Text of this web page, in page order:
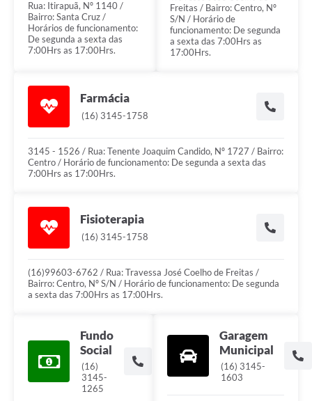
Rua: Itirapuã, Nº 1140 /
Bairro: Santa Cruz /
Horários de funcionamento:
De segunda a sexta das
7:00Hrs as 17:00Hrs.
Freitas / Bairro: Centro, Nº
S/N / Horário de
funcionamento: De segunda
a sexta das 7:00Hrs as
17:00Hrs.
Farmácia
(16) 3145-1758
3145 - 1526 / Rua: Tenente Joaquim Candido, Nº 1727 / Bairro:
Centro / Horário de funcionamento: De segunda a sexta das
7:00Hrs as 17:00Hrs.
Fisioterapia
(16) 3145-1758
(16)99603-6762 / Rua: Travessa José Coelho de Freitas /
Bairro: Centro, Nº S/N / Horário de funcionamento: De segunda
a sexta das 7:00Hrs as 17:00Hrs.
Fundo
Social
(16)
3145-
1265
Garagem
Municipal
(16) 3145-
1603